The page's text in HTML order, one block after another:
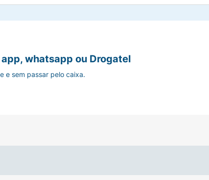
whatsapp ou Drogatel
e sem passar pelo caixa.